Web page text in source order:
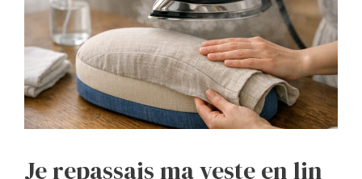
Je repassais ma veste en lin